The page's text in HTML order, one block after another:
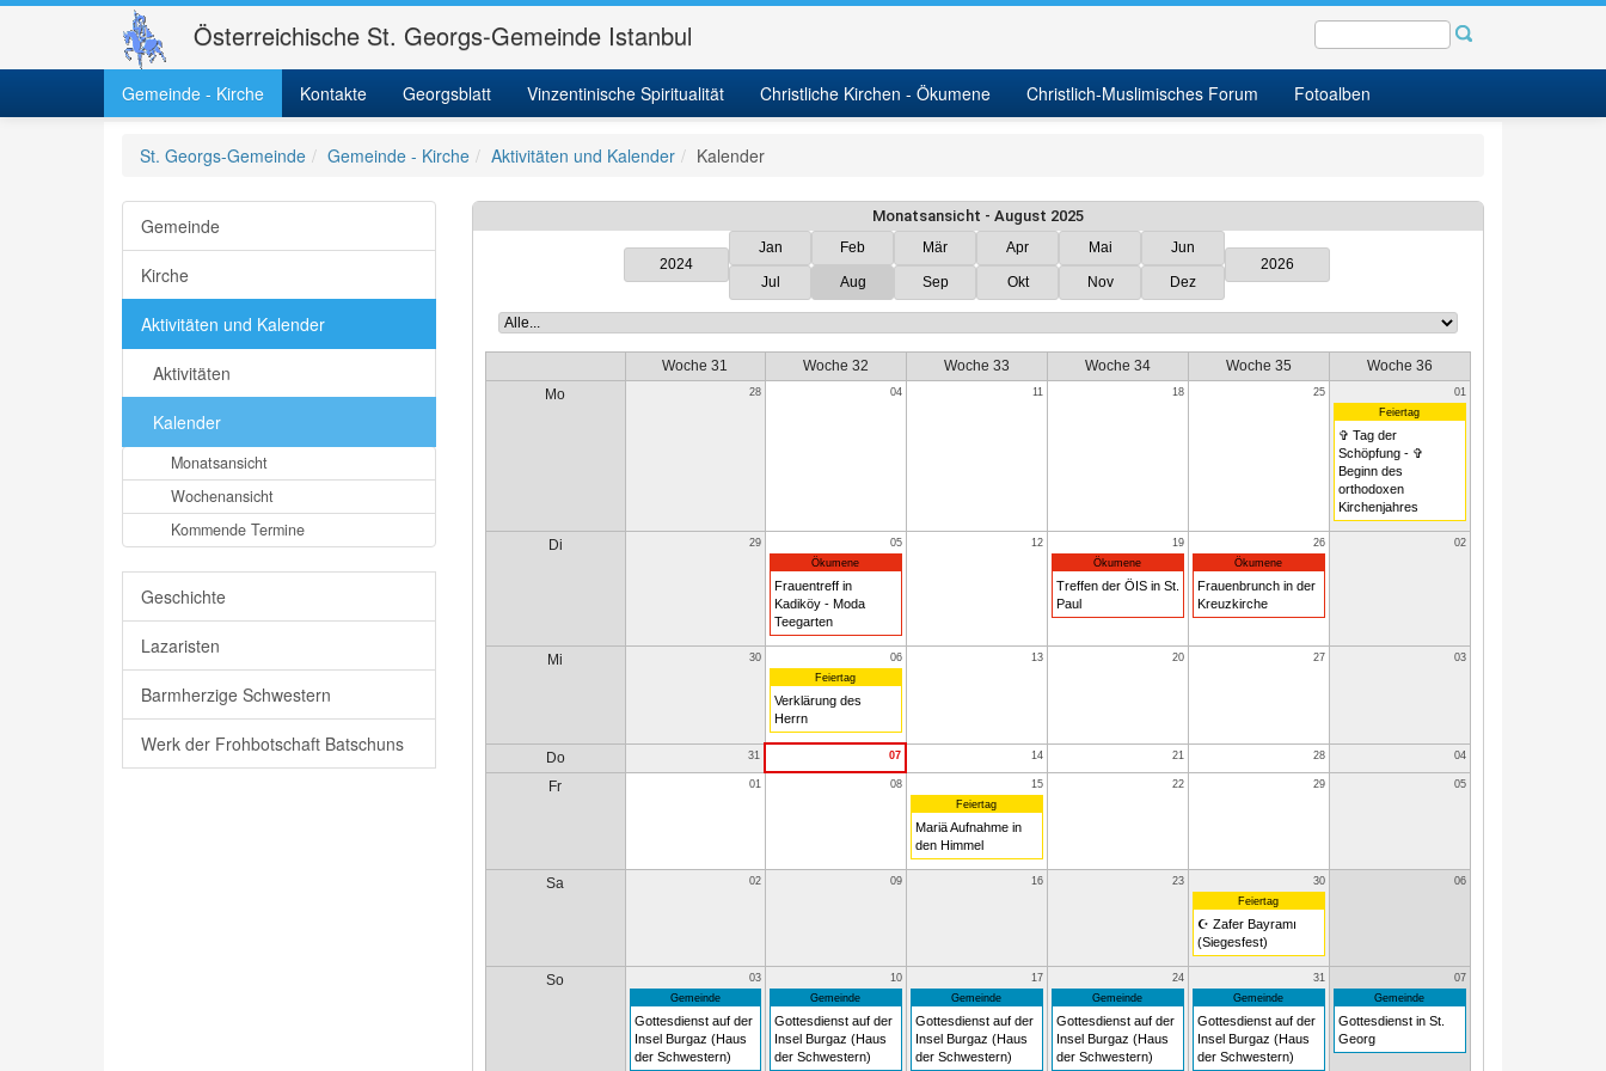
Österreichische St. Georgs-Gemeinde Istanbul
Gemeinde - Kirche Kontakte Georgsblatt Vinzentinische Spiritualität Christliche Kirchen - Ökumene Christlich-Muslimisches Forum Fotoalben
St. Georgs-Gemeinde Gemeinde - Kirche Aktivitäten und Kalender Kalender
Gemeinde
Kirche
Aktivitäten und Kalender
Aktivitäten
Kalender
Monatsansicht
Wochenansicht
Kommende Termine
Geschichte
Lazaristen
Barmherzige Schwestern
Werk der Frohbotschaft Batschuns
Monatsansicht - August 2025
2024
Jan Feb Mär Apr Mai Jun
Jul Aug Sep Okt Nov Dez
2026
Woche 31 Woche 32 Woche 33 Woche 34 Woche 35
Woche 36
Mo
28 04 11 18 25
01
Feiertag
✞ Tag der
Schöpfung - ✞
Beginn des
orthodoxen
Kirchenjahres
Di 29
05
Ökumene
Frauentreff in
Kadiköy - Moda
Teegarten
12
19
Ökumene
Treffen der ÖIS in St.
Paul
26
Ökumene
Frauenbrunch in der
Kreuzkirche
02
Mi 30
06
Feiertag
Verklärung des
Herrn
13 20 27 03
Do 31 07 14 21 28 04
Fr 01 08
15
Feiertag
Mariä Aufnahme in
den Himmel
22 29 05
Sa 02 09 16 23
30
Feiertag
☪ Zafer Bayramı
(Siegesfest)
06
So
03
Gemeinde
Gottesdienst auf der
Insel Burgaz (Haus
der Schwestern)
10
Gemeinde
Gottesdienst auf der
Insel Burgaz (Haus
der Schwestern)
17
Gemeinde
Gottesdienst auf der
Insel Burgaz (Haus
der Schwestern)
24
Gemeinde
Gottesdienst auf der
Insel Burgaz (Haus
der Schwestern)
31
Gemeinde
Gottesdienst auf der
Insel Burgaz (Haus
der Schwestern)
07
Gemeinde
Gottesdienst in St.
Georg